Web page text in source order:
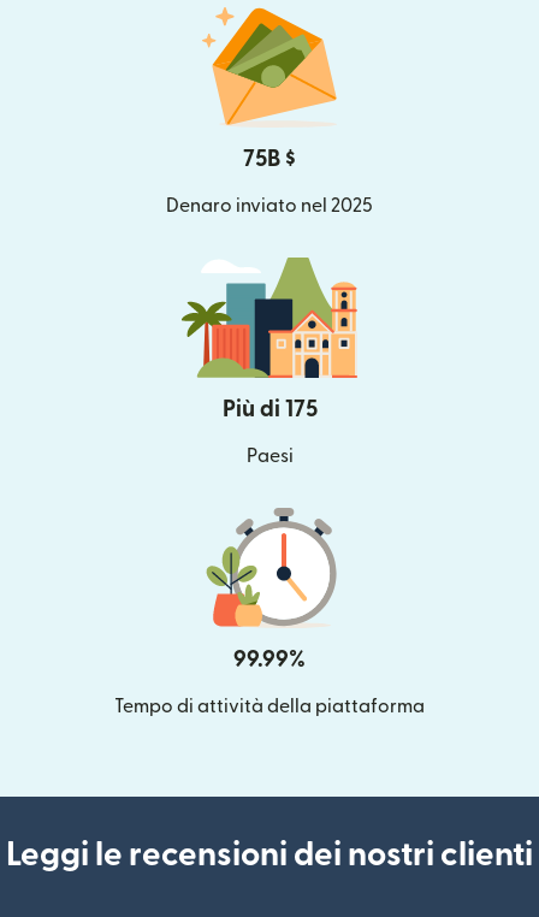
75B $
Denaro inviato nel 2025
Più di 175
Paesi
99.99%
Tempo di attività della piattaforma
Leggi le recensioni dei nostri clienti